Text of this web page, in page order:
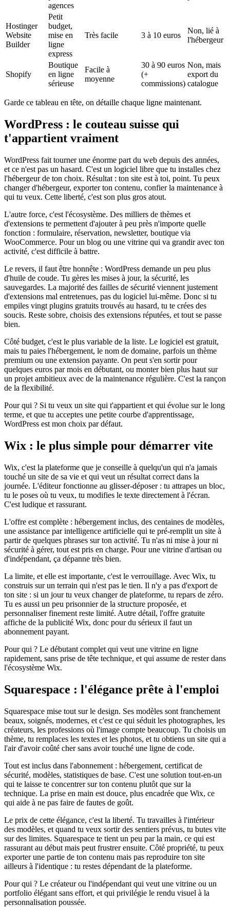
agences
Hostinger
Website
Builder
Petit
budget,
mise en
ligne
express
Très facile 3 à 10 euros
Non, lié à
l'hébergeur
Shopify
Boutique
en ligne
sérieuse
Facile à
moyenne
30 à 90 euros
(+
commissions)
Non, mais
export du
catalogue
Garde ce tableau en tête, on détaille chaque ligne maintenant.
WordPress : le couteau suisse qui
t'appartient vraiment
WordPress fait tourner une énorme part du web depuis des années,
et ce n'est pas un hasard. C'est un logiciel libre que tu installes chez
l'hébergeur de ton choix. Résultat : ton site est à toi, point. Tu peux
changer d'hébergeur, exporter ton contenu, confier la maintenance à
qui tu veux. Cette liberté, c'est son plus gros atout.
L'autre force, c'est l'écosystème. Des milliers de thèmes et
d'extensions te permettent d'ajouter à peu près n'importe quelle
fonction : formulaire, réservation, newsletter, boutique via
WooCommerce. Pour un blog ou une vitrine qui va grandir avec ton
activité, c'est difficile à battre.
Le revers, il faut être honnête : WordPress demande un peu plus
d'huile de coude. Tu gères les mises à jour, la sécurité, les
sauvegardes. La majorité des failles de sécurité viennent justement
d'extensions mal entretenues, pas du logiciel lui-même. Donc si tu
empiles vingt plugins gratuits trouvés au hasard, tu te crées des
soucis. Reste sobre, choisis des extensions réputées, et tout se passe
bien.
Côté budget, c'est le plus variable de la liste. Le logiciel est gratuit,
mais tu paies l'hébergement, le nom de domaine, parfois un thème
premium ou une extension payante. On peut s'en sortir pour
quelques euros par mois en débutant, ou monter bien plus haut sur
un projet ambitieux avec de la maintenance régulière. C'est la rançon
de la flexibilité.
Pour qui ? Si tu veux un site qui t'appartient et qui évolue sur le long
terme, et que tu acceptes une petite courbe d'apprentissage,
WordPress est mon choix par défaut.
Wix : le plus simple pour démarrer vite
Wix, c'est la plateforme que je conseille à quelqu'un qui n'a jamais
touché un site de sa vie et qui veut un résultat correct dans la
journée. L'éditeur fonctionne au glisser-déposer : tu attrapes un bloc,
tu le poses où tu veux, tu modifies le texte directement à l'écran.
C'est ludique et rassurant.
L'offre est complète : hébergement inclus, des centaines de modèles,
une assistance par intelligence artificielle qui te pré-remplit un site à
partir de quelques phrases sur ton activité. Tu n'as ni mise à jour ni
sécurité à gérer, tout est pris en charge. Pour une vitrine d'artisan ou
d'indépendant, ça dépanne très bien.
La limite, et elle est importante, c'est le verrouillage. Avec Wix, tu
construis sur un terrain qui n'est pas le tien. Il n'y a pas d'export de
ton site : si un jour tu veux changer de plateforme, tu repars de zéro.
Tu es aussi un peu prisonnier de la structure proposée, et
personnaliser finement reste limité. Autre détail, l'offre gratuite
affiche de la publicité Wix, donc pour du sérieux il faut un
abonnement payant.
Pour qui ? Le débutant complet qui veut une vitrine en ligne
rapidement, sans prise de tête technique, et qui assume de rester dans
l'écosystème Wix.
Squarespace : l'élégance prête à l'emploi
Squarespace mise tout sur le design. Ses modèles sont franchement
beaux, soignés, modernes, et c'est ce qui séduit les photographes, les
créateurs, les professions où l'image compte beaucoup. Tu choisis un
thème, tu remplaces les textes et les photos, et tu obtiens un site qui a
l'air d'avoir coûté cher sans avoir touché une ligne de code.
Tout est inclus dans l'abonnement : hébergement, certificat de
sécurité, modèles, statistiques de base. C'est une solution tout-en-un
qui te laisse te concentrer sur ton contenu plutôt que sur la
technique. La prise en main est douce, plus encadrée que Wix, ce
qui aide à ne pas faire de fautes de goût.
Le prix de cette élégance, c'est la liberté. Tu travailles à l'intérieur
des modèles, et quand tu veux sortir des sentiers prévus, tu butes vite
sur des limites. Squarespace te tient un peu par la main, ce qui est
rassurant au début mais peut frustrer ensuite. Côté propriété, tu peux
exporter une partie de ton contenu mais pas reproduire ton site
ailleurs à l'identique : tu restes dépendant de la plateforme.
Pour qui ? Le créateur ou l'indépendant qui veut une vitrine ou un
portfolio élégant sans effort, et qui privilégie le rendu visuel à la
personnalisation poussée.